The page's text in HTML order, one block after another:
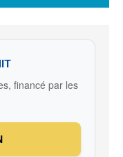
financé par les